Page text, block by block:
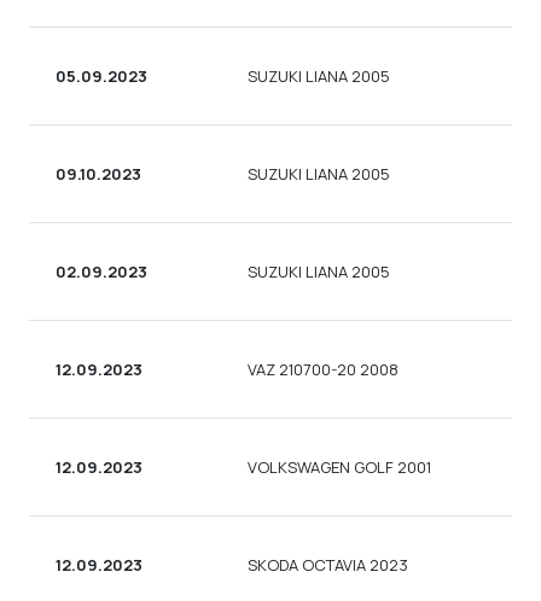
05.09.2023 SUZUKI LIANA 2005
09.10.2023 SUZUKI LIANA 2005
02.09.2023 SUZUKI LIANA 2005
12.09.2023 VAZ 210700-20 2008
12.09.2023 VOLKSWAGEN GOLF 2001
12.09.2023 SKODA OCTAVIA 2023